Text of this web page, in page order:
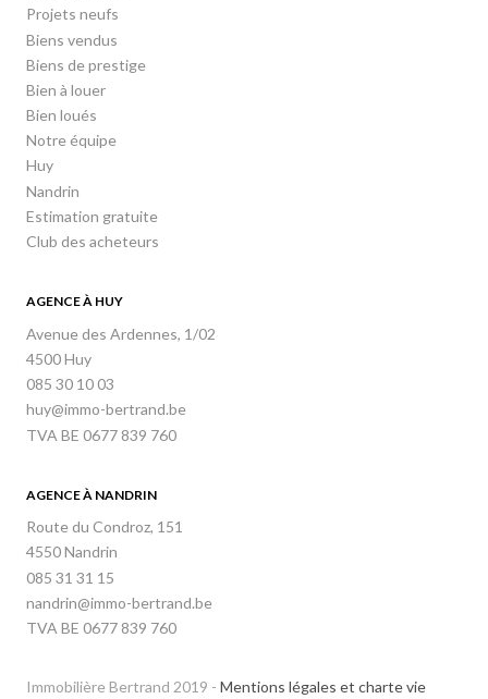
Projets neufs
Biens vendus
Biens de prestige
Bien à louer
Bien loués
Notre équipe
Huy
Nandrin
Estimation gratuite
Club des acheteurs
AGENCE À HUY
Avenue des Ardennes, 1/02
4500 Huy
085 30 10 03
huy@immo-bertrand.be
TVA BE 0677 839 760
AGENCE À NANDRIN
Route du Condroz, 151
4550 Nandrin
085 31 31 15
nandrin@immo-bertrand.be
TVA BE 0677 839 760
Immobilière Bertrand 2019 - Mentions légales et charte vie